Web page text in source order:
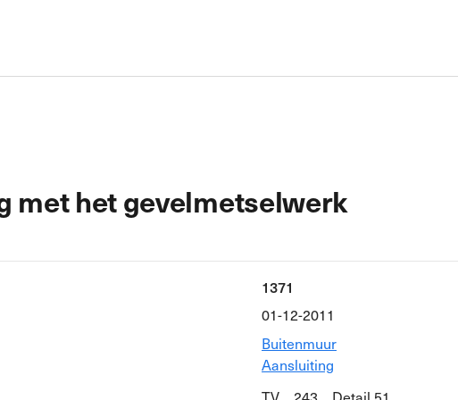
met het gevelmetselwerk
1371
01-12-2011
Buitenmuur
Aansluiting